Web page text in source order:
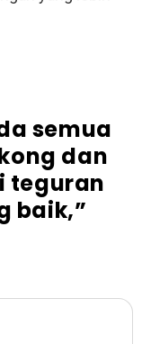
semua
dan
teguran
baik,”